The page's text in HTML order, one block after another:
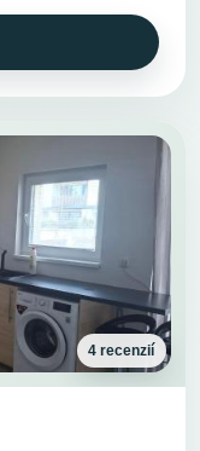
4 recenzií